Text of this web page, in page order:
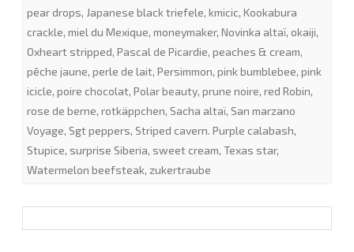
pear drops, Japanese black triefele, kmicic, Kookabura
crackle, miel du Mexique, moneymaker, Novinka altaï, okaiji,
Oxheart stripped, Pascal de Picardie, peaches & cream,
pêche jaune, perle de lait, Persimmon, pink bumblebee, pink
icicle, poire chocolat, Polar beauty, prune noire, red Robin,
rose de berne, rotkäppchen, Sacha altaï, San marzano
Voyage, Sgt peppers, Striped cavern. Purple calabash,
Stupice, surprise Siberia, sweet cream, Texas star,
Watermelon beefsteak, zukertraube